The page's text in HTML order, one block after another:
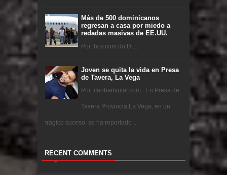
Más de 500 dominicanos
regresan a casa por miedo a
redadas masivas de EE.UU.
Por: hoy.com.do D ...
Joven se quita la vida en Presa
de Tavera, La Vega
Por: caobadigital.com En Presa de
Tavera Provincia La Vega, en un
trágico suceso, se ha reportado ...
RECENT COMMENTS